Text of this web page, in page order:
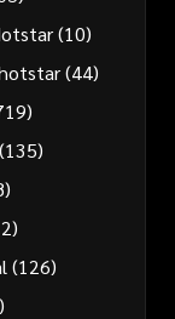
(10)
(44)
(135)
(126)